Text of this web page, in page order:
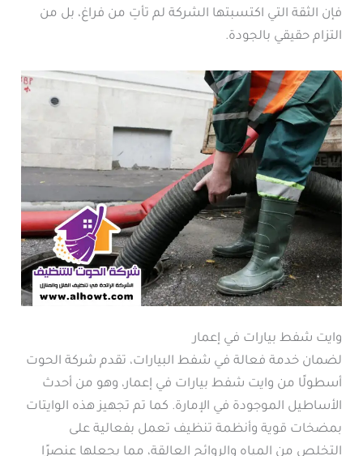
فإن الثقة التي اكتسبتها الشركة لم تأتِ من فراغ، بل من
التزام حقيقي بالجودة.
وايت شفط بيارات في إعمار
لضمان خدمة فعالة في شفط البيارات، تقدم شركة الحوت
أسطولًا من وايت شفط بيارات في إعمار، وهو من أحدث
الأساطيل الموجودة في الإمارة. كما تم تجهيز هذه الوايتات
بمضخات قوية وأنظمة تنظيف تعمل بفعالية على
التخلص من المياه والروائح العالقة، مما يجعلها عنصرًا